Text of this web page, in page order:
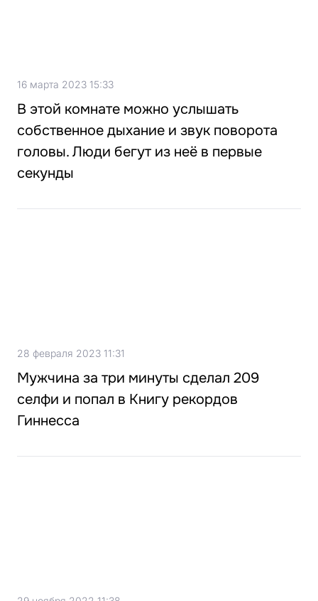
16 марта 2023 15:33
В этой комнате можно услышать
собственное дыхание и звук поворота
головы. Люди бегут из неё в первые
секунды
28 февраля 2023 11:31
Мужчина за три минуты сделал 209
селфи и попал в Книгу рекордов
Гиннесса